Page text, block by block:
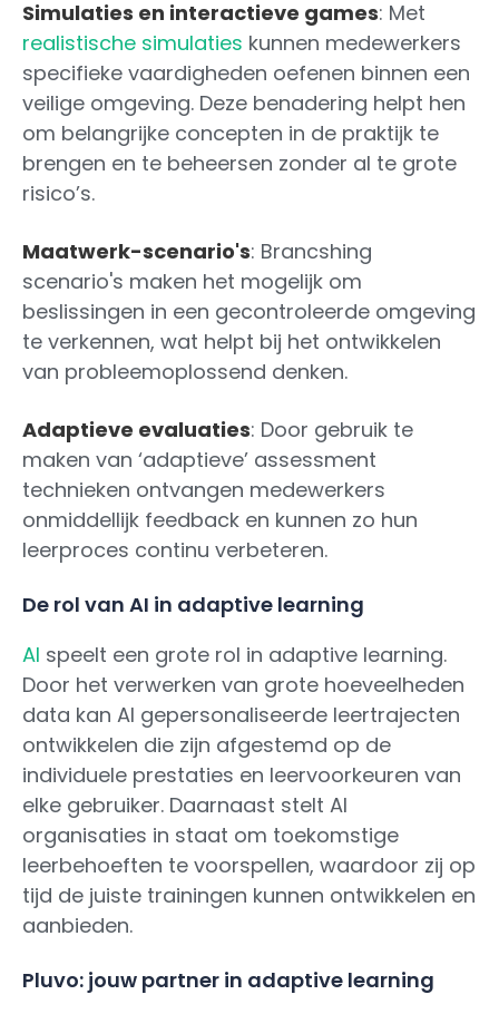
Simulaties en interactieve games: Met
realistische simulaties kunnen medewerkers
specifieke vaardigheden oefenen binnen een
veilige omgeving. Deze benadering helpt hen
om belangrijke concepten in de praktijk te
brengen en te beheersen zonder al te grote
risico’s.
Maatwerk-scenario's: Brancshing
scenario's maken het mogelijk om
beslissingen in een gecontroleerde omgeving
te verkennen, wat helpt bij het ontwikkelen
van probleemoplossend denken.
Adaptieve evaluaties: Door gebruik te
maken van ‘adaptieve’ assessment
technieken ontvangen medewerkers
onmiddellijk feedback en kunnen zo hun
leerproces continu verbeteren.
De rol van AI in adaptive learning
AI speelt een grote rol in adaptive learning.
Door het verwerken van grote hoeveelheden
data kan AI gepersonaliseerde leertrajecten
ontwikkelen die zijn afgestemd op de
individuele prestaties en leervoorkeuren van
elke gebruiker. Daarnaast stelt AI
organisaties in staat om toekomstige
leerbehoeften te voorspellen, waardoor zij op
tijd de juiste trainingen kunnen ontwikkelen en
aanbieden.
Pluvo: jouw partner in adaptive learning